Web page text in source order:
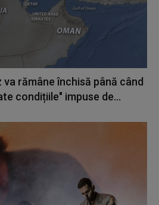
rămâne închisă până când
condițiile" impuse de...